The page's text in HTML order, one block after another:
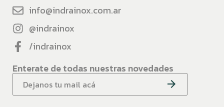
info@indrainox.com.ar
@indrainox
/indrainox
Enterate de todas nuestras novedades